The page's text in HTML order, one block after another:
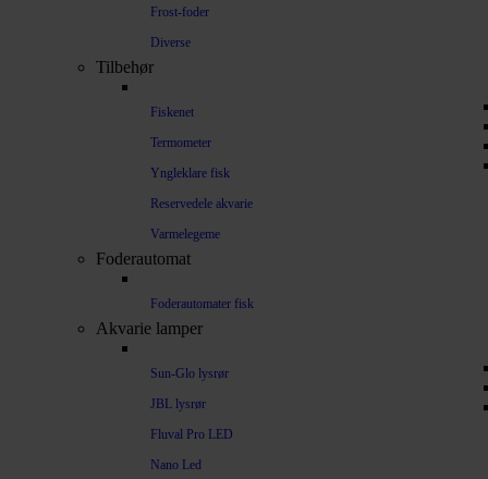
Frost-foder
Diverse
Tilbehør
Fiskenet
Termometer
Yngleklare fisk
Reservedele akvarie
Varmelegeme
Foderautomat
Foderautomater fisk
Akvarie lamper
Sun-Glo lysrør
JBL lysrør
Fluval Pro LED
Nano Led